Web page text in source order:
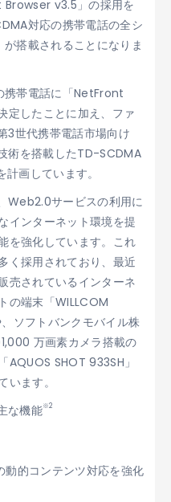
v3.5」の採用を
対応の携帯電話の全シ
搭載されることになりま
携帯電話に「NetFront
定したことに加え、ファ
3世代携帯電話市場向け
術を搭載したTD-SCDMA
画しています。
Web2.0サービスの利用に
インターネット環境を提
を強化しています。これ
く採用されており、最近
売されているインターネ
の端末「WILLCOM
ソフトバンクモバイル株
万画素カメラ搭載の
AQUOS SHOT 933SH」
います。
な機能※2
的コンテンツ対応を強化